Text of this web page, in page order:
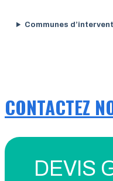
Communes
CONTACTEZ
DEVIS